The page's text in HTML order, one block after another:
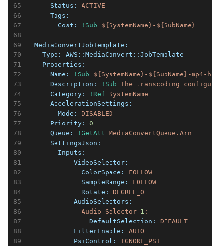
      Status:
ACTIVE
      Tags:
        Cost:
!Sub ${SystemName}-${SubName}
  MediaConvertJobTemplate:
    Type:
AWS::MediaConvert::JobTemplate
    Properties:
      Name:
!Sub
${SystemName}-${SubName}-mp4-
      Description:
!Sub The transcoding
      Category:
!Ref
SystemName
      AccelerationSettings:
        Mode:
DISABLED
      Priority:
0
      Queue:
!GetAtt
MediaConvertQueue.Arn
      SettingsJson:
        Inputs:
          - VideoSelector:
              ColorSpace:
FOLLOW
              SampleRange:
FOLLOW
              Rotate:
DEGREE_0
            AudioSelectors:
Audio
Selector 1 :
                DefaultSelection:
DEFAULT
            FilterEnable:
AUTO
            PsiControl:
IGNORE_PSI